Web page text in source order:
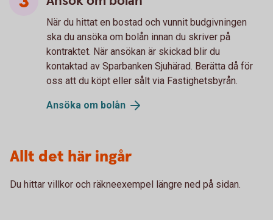
När du hittat en bostad och vunnit budgivningen
ska du ansöka om bolån innan du skriver på
kontraktet. När ansökan är skickad blir du
kontaktad av Sparbanken Sjuhärad. Berätta då för
oss att du köpt eller sålt via Fastighetsbyrån.
Ansöka om bolån
Allt det här ingår
Du hittar villkor och räkneexempel längre ned på sidan.